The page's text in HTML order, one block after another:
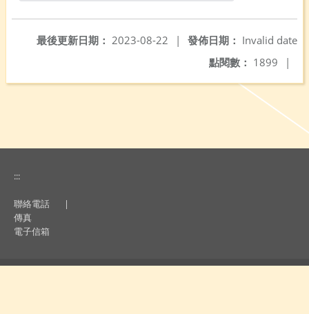
發佈日期： Invalid date
最後更新日期： 2023-08-22
|
點閱數： 1899 |
:::
聯絡電話
|
傳真
電子信箱